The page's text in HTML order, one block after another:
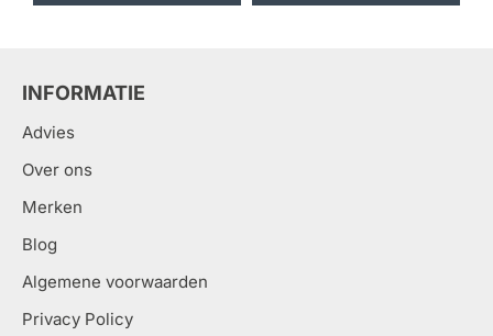
INFORMATIE
Advies
Over ons
Merken
Blog
Algemene voorwaarden
Privacy Policy